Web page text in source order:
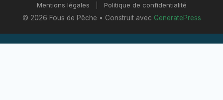
Mentions légales
Politique de confidentialité
© 2026 Fous de Pêche • Construit avec GeneratePress